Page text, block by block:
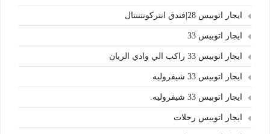
ايجار اتوبيس 28|فندق انتركونتننتال
ايجار اتوبيس 33
ايجار اتوبيس 33 راكب الي وادي الريان
ايجار اتوبيس 33 شيفروليه
ايجار اتوبيس 33 شيفروليه.
ايجار اتوبيس رحلات